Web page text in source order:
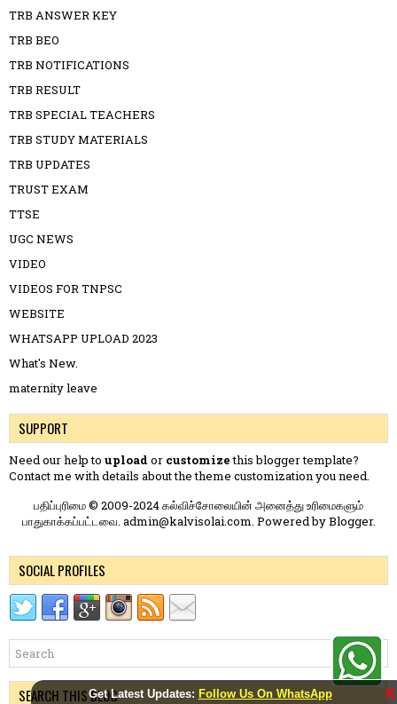
Get Latest Updates: Follow Us On WhatsApp X
TRB ANSWER KEY
TRB BEO
TRB NOTIFICATIONS
TRB RESULT
TRB SPECIAL TEACHERS
TRB STUDY MATERIALS
TRB UPDATES
TRUST EXAM
TTSE
UGC NEWS
VIDEO
VIDEOS FOR TNPSC
WEBSITE
WHATSAPP UPLOAD 2023
What's New.
maternity leave
SUPPORT
Need our help to upload or customizethis blogger template?
Contact me with details about the theme customization you need.
பதிப்புரிமை © 2009-2024 கல்விச்சோலையின் அனைத்து உரிமைகளும்
பாதுகாக்கப்பட்டவை. admin@kalvisolai.com. Powered byBlogger.
SOCIAL PROFILES
SEARCH THIS BLOG